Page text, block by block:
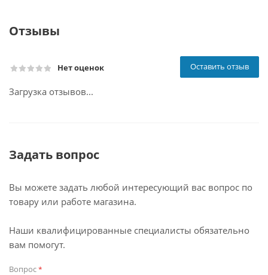
Отзывы
Нет оценок Оставить отзыв
Загрузка отзывов...
Задать вопрос
Вы можете задать любой интересующий вас вопрос по
товару или работе магазина.
Наши квалифицированные специалисты обязательно
вам помогут.
Вопрос*